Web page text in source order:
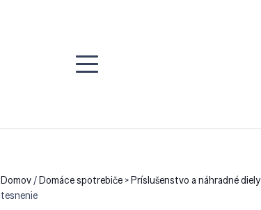
Domov/Domáce spotrebiče > Príslušenstvo a náhradné diely
tesnenie